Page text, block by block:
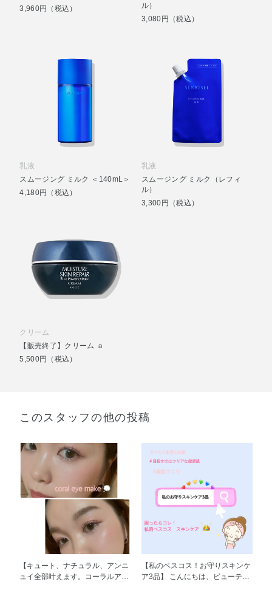
3,960円（税込）
ル）
3,080円（税込）
乳液
スムージング ミルク ＜140mL＞
4,180円（税込）
乳液
スムージング ミルク（レフィ
ル）
3,300円（税込）
クリーム
【販売終了】クリーム ａ
5,500円（税込）
このスタッフの他の投稿
【キュート、ナチュラル、アンニ
ュイ全部叶えます。コーラルアイ
【私のベスコス！お守りスキンケ
ア3品】 こんにちは、ビューティ